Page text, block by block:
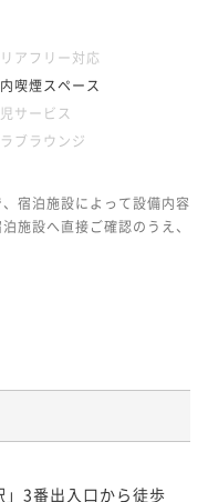
アフリー対応
喫煙スペース
サービス
ブラウンジ
宿泊施設によって設備内容
施設へ直接ご確認のうえ、
3番出入口から徒歩